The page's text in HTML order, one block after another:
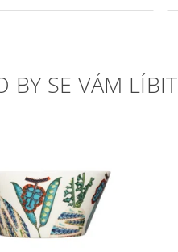
BY SE VÁM LÍBIT